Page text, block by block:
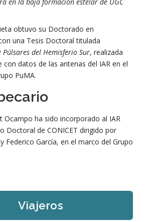
obtuvo su Doctorado en
una Tesis Doctoral titulada
del Hemisferio Sur, realizada
con datos de las antenas del IAR en el
PuMA.
Ocampo ha sido incorporado al IAR
Doctoral de CONICET dirigido por
Federico García, en el marco del Grupo
Viajeros